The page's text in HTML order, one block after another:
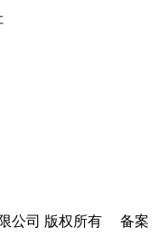
限公司 版权所有 备案